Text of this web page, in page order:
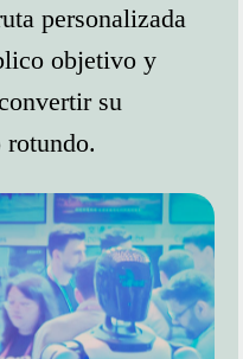
personalizada
objetivo y
su